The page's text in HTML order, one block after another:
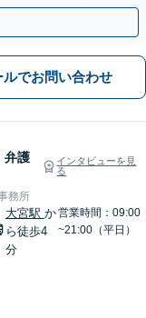
します。
ルでお問い合わせ
弁護
インタビューを見
る
務所
大宮駅 か
ら徒歩4
分
営業時間：09:00
~21:00（平日）